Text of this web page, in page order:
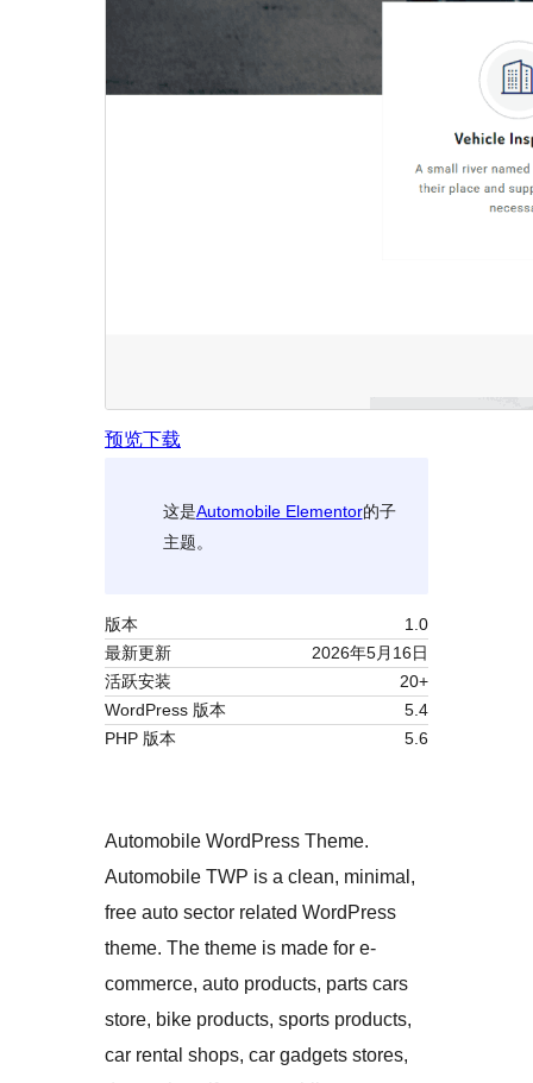
预览下载
这是Automobile Elementor的子
主题。
版本
1.0
最新更新
2026年5月16日
活跃安装
20+
WordPress 版本
5.4
PHP 版本
5.6
Automobile WordPress Theme.
Automobile TWP is a clean, minimal,
free auto sector related WordPress
theme. The theme is made for e-
commerce, auto products, parts cars
store, bike products, sports products,
car rental shops, car gadgets stores,